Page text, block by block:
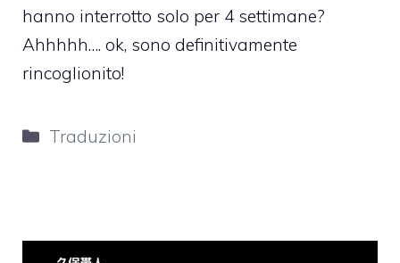
hanno interrotto solo per 4 settimane?
Ahhhhh…. ok, sono definitivamente
rincoglionito!
Categorie
Traduzioni